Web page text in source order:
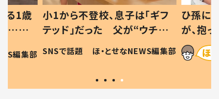
る1歳
…母
現行
編集部
小1から不登校、息子は「ギフ
テッド」だった 父が“ウチ給
食”を作り続ける理由とは #令
和の親 #令和の子
SNSで話題 ほ・とせなNEWS編集部
ひ孫に
が、抱
に「涙
方ない」